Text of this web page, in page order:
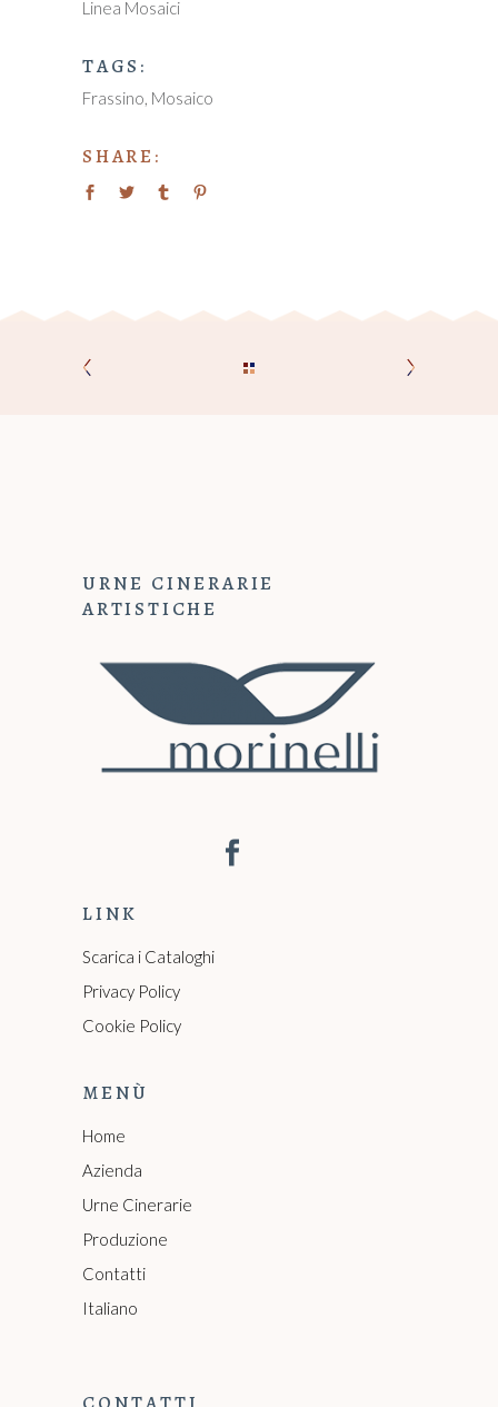
Linea Mosaici
TAGS:
Frassino Mosaico
SHARE:
URNE CINERARIE
ARTISTICHE
LINK
Scarica i Cataloghi
Privacy Policy
Cookie Policy
MENÙ
Home
Azienda
Urne Cinerarie
Produzione
Contatti
Italiano